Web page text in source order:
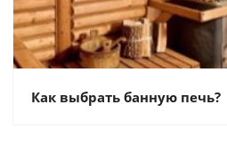
Как выбрать банную печь?